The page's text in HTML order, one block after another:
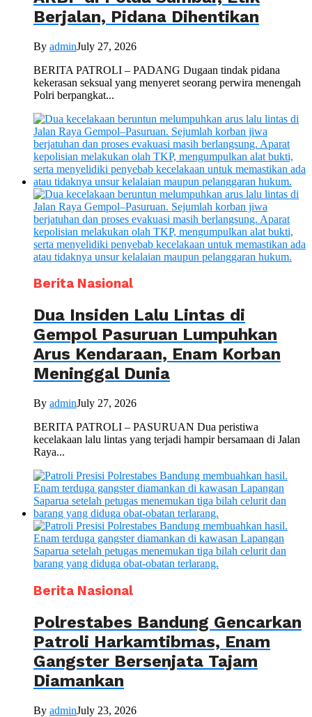
Berjalan, Pidana Dihentikan
By adminJuly 27, 2026
BERITA PATROLI – PADANG Dugaan tindak pidana
kekerasan seksual yang menyeret seorang perwira menengah
Polri berpangkat...
Berita Nasional
Dua Insiden Lalu Lintas di
Gempol Pasuruan Lumpuhkan
Arus Kendaraan, Enam Korban
Meninggal Dunia
By adminJuly 27, 2026
BERITA PATROLI – PASURUAN Dua peristiwa
kecelakaan lalu lintas yang terjadi hampir bersamaan di Jalan
Raya...
Berita Nasional
Polrestabes Bandung Gencarkan
Patroli Harkamtibmas, Enam
Gangster Bersenjata Tajam
Diamankan
By adminJuly 23, 2026